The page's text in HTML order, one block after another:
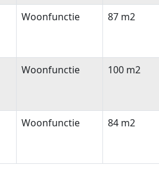
Woonfunctie 87 m2
Woonfunctie 100 m2
Woonfunctie 84 m2